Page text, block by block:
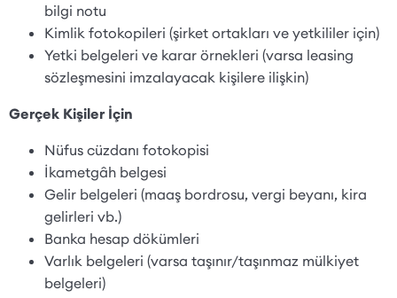
bilgi notu
Kimlik fotokopileri (şirket ortakları ve yetkililer için)
Yetki belgeleri ve karar örnekleri (varsa leasing
sözleşmesini imzalayacak kişilere ilişkin)
Gerçek Kişiler İçin
Nüfus cüzdanı fotokopisi
İkametgâh belgesi
Gelir belgeleri (maaş bordrosu, vergi beyanı, kira
gelirleri vb.)
Banka hesap dökümleri
Varlık belgeleri (varsa taşınır/taşınmaz mülkiyet
belgeleri)